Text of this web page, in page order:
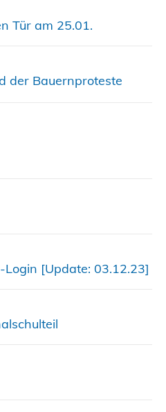
Tür am 25.01.
der Bauernproteste
[Update: 03.12.23]